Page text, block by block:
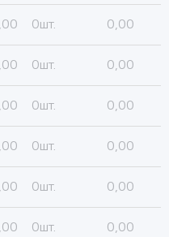
0шт. 0,00
0шт. 0,00
0шт. 0,00
0шт. 0,00
0шт. 0,00
0шт. 0,00